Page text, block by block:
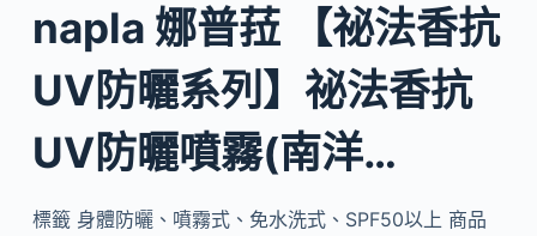
napla 娜普菈 【祕法香抗
UV防曬系列】祕法香抗
UV防曬噴霧(南洋…
標籤 身體防曬、噴霧式、免水洗式、SPF50以上 商品